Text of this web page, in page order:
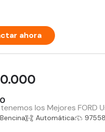
ahora
tenemos los Mejores
Bencina Automática